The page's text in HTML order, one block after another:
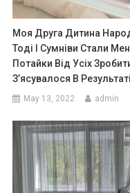
Моя Друга Дитина
Тоді І Сумніви Стали
Потайки Від Усіх
З’ясувалося В Результаті
May 13, 2022 admin